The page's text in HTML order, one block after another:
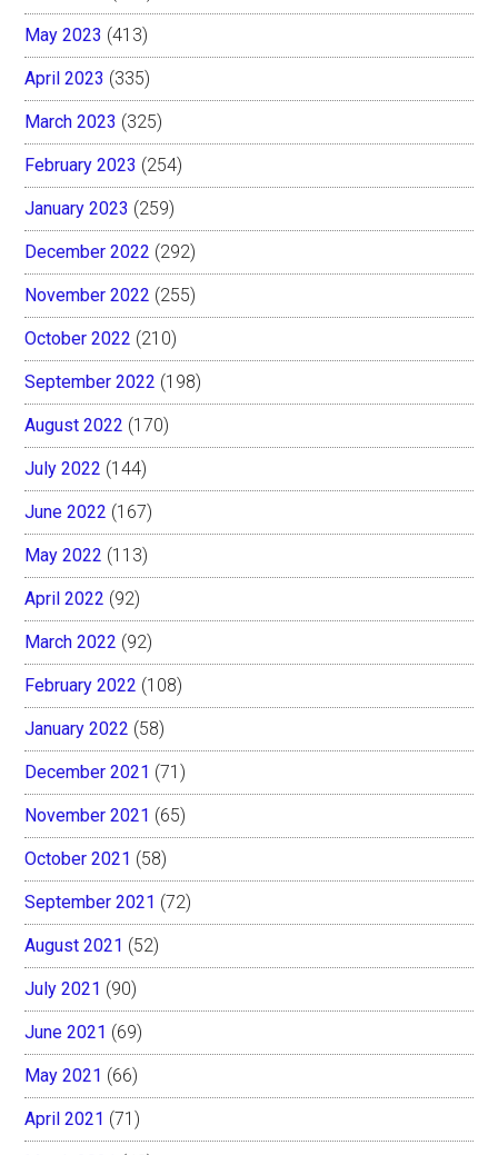
May 2023 (413)
April 2023 (335)
March 2023 (325)
February 2023 (254)
January 2023 (259)
December 2022 (292)
November 2022 (255)
October 2022 (210)
September 2022 (198)
August 2022 (170)
July 2022 (144)
June 2022 (167)
May 2022 (113)
April 2022 (92)
March 2022 (92)
February 2022 (108)
January 2022 (58)
December 2021 (71)
November 2021 (65)
October 2021 (58)
September 2021 (72)
August 2021 (52)
July 2021 (90)
June 2021 (69)
May 2021 (66)
April 2021 (71)